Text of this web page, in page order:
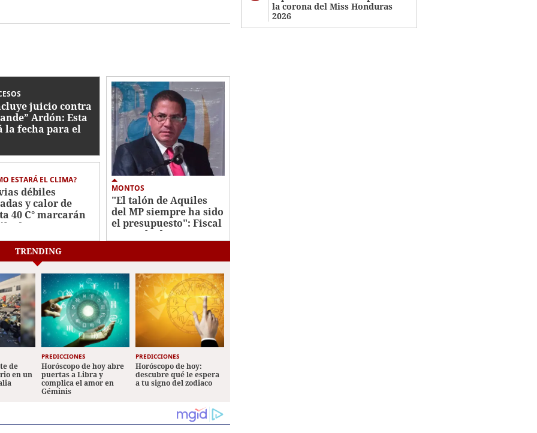
juicio contra
Ardón: Esta
la fecha para el
ESTARÁ EL CLIMA?
débiles
y calor de
40 C° marcarán
MONTOS
"El talón de Aquiles
del MP siempre ha sido
el presupuesto": Fiscal
general adjunto
la corona del Miss Honduras
2026
TRENDING
de
en un
PREDICCIONES
Horóscopo de hoy abre
puertas a Libra y
complica el amor en
Géminis
PREDICCIONES
Horóscopo de hoy:
descubre qué le espera
a tu signo del zodiaco